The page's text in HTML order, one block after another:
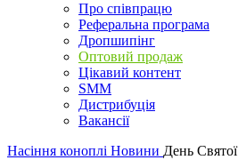
Про співпрацю
Реферальна програма
Дропшипінг
Оптовий продаж
Цікавий контент
SMM
Дистрибуція
Вакансії
Насіння коноплі Новини День